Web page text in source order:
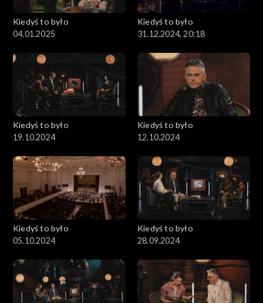
Kiedyś to było
04.01.2025
Kiedyś to było
31.12.2024, 20:18
Kiedyś to było
19.10.2024
Kiedyś to było
12.10.2024
Kiedyś to było
05.10.2024
Kiedyś to było
28.09.2024